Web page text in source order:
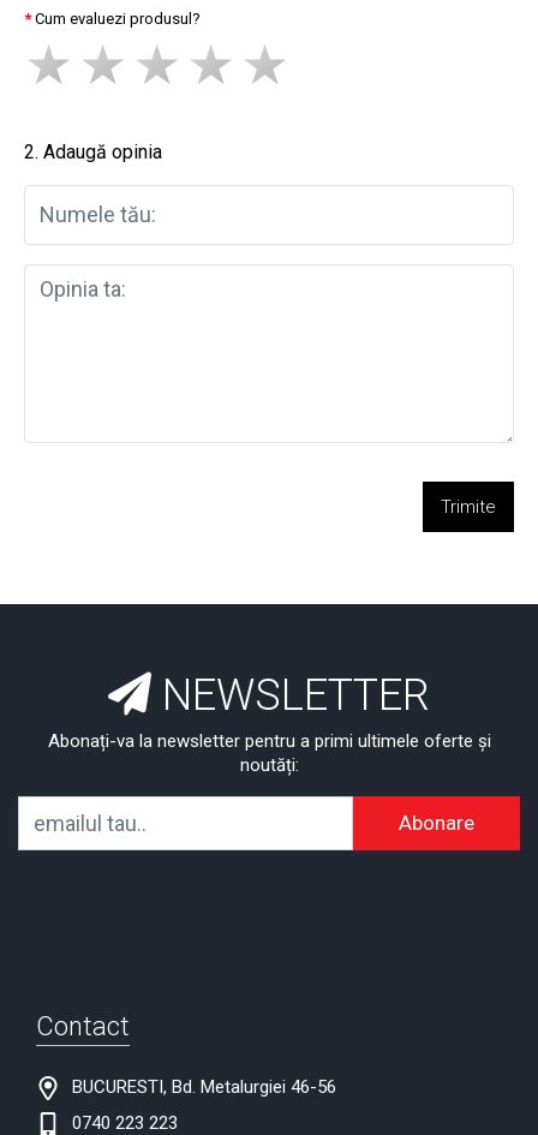
Cum evaluezi produsul?
2. Adaugă opinia
Trimite
NEWSLETTER
Abonați-va la newsletter pentru a primi ultimele oferte și
noutăți:
Abonare
Contact
BUCURESTI, Bd. Metalurgiei 46-56
0740 223 223